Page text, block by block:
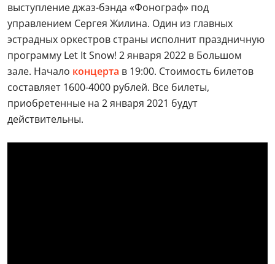
выступление джаз-бэнда «Фонограф» под
управлением Сергея Жилина. Один из главных
эстрадных оркестров страны исполнит праздничную
программу Let It Snow! 2 января 2022 в Большом
зале. Начало концерта в 19:00. Стоимость билетов
составляет 1600-4000 рублей. Все билеты,
приобретенные на 2 января 2021 будут
действительны.